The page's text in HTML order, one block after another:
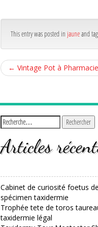
ok
This entry was posted in jauneand
← Vintage Pot à
Articles
Cabinet de curiosité foetus
spécimen taxidermie
Trophée tete de toros
taxidermie légal